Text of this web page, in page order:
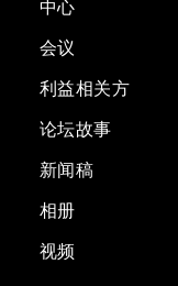
中心
会议
利益相关方
论坛故事
新闻稿
相册
视频